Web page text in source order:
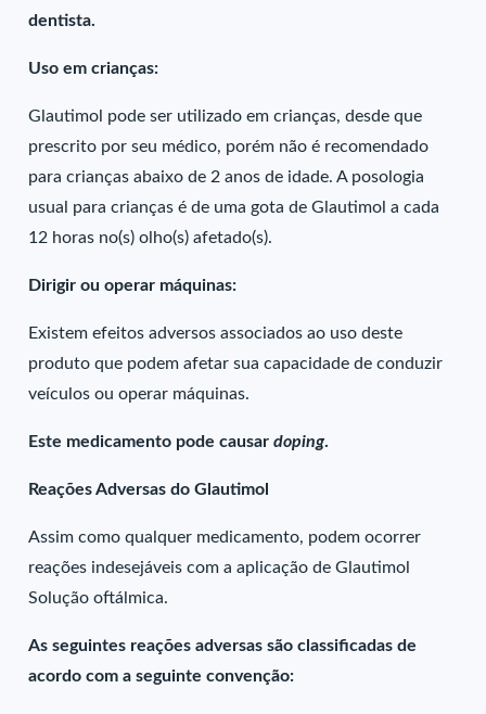
dentista.
Uso em crianças:
Glautimol pode ser utilizado em crianças, desde que
prescrito por seu médico, porém não é recomendado
para crianças abaixo de 2 anos de idade. A posologia
usual para crianças é de uma gota de Glautimol a cada
12 horas no(s) olho(s) afetado(s).
Dirigir ou operar máquinas:
Existem efeitos adversos associados ao uso deste
produto que podem afetar sua capacidade de conduzir
veículos ou operar máquinas.
Este medicamento pode causardoping.
Reações Adversas do Glautimol
Assim como qualquer medicamento, podem ocorrer
reações indesejáveis com a aplicação de Glautimol
Solução oftálmica.
As seguintes reações adversas são classificadas de
acordo com a seguinte convenção: